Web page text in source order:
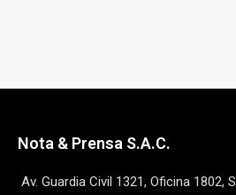
Nota & Prensa S.A.C.
Av. Guardia Civil 1321, Oficina 1802,